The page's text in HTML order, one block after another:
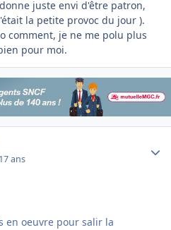
juste envi d'être patron,
la petite provoc du jour ).
comment, je ne me polu plus
pour moi.
17 ans
en oeuvre pour salir la